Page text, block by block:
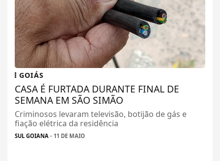
GOIÁS
CASA É FURTADA DURANTE FINAL DE
SEMANA EM SÃO SIMÃO
Criminosos levaram televisão, botijão de gás e
fiação elétrica da residência
SUL GOIANA - 11 DE MAIO